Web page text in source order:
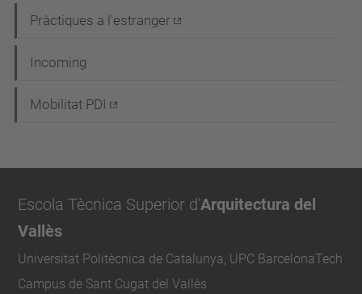
Pràctiques a l'estranger
Incoming
Mobilitat PDI
Escola Tècnica Superior d'Arquitectura del
Vallès
Universitat Politècnica de Catalunya, UPC BarcelonaTech
Campus de Sant Cugat del Vallès